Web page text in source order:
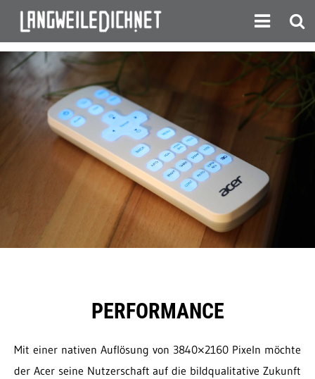
PERFORMANCE
Mit einer nativen Auflösung von 3840×2160 Pixeln möchte
der Acer seine Nutzerschaft auf die bildqualitative Zukunft